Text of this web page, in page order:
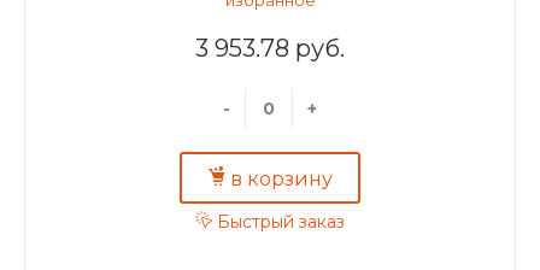
3 953.78 руб.
- +
в корзину
Быстрый заказ